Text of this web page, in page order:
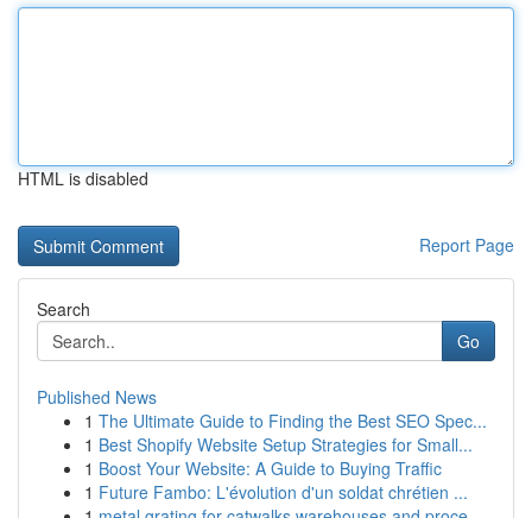
HTML is disabled
Report Page
Search
Go
Published News
1 The Ultimate Guide to Finding the Best SEO Spec...
1 Best Shopify Website Setup Strategies for Small...
1 Boost Your Website: A Guide to Buying Traffic
1 Future Fambo: L'évolution d'un soldat chrétien ...